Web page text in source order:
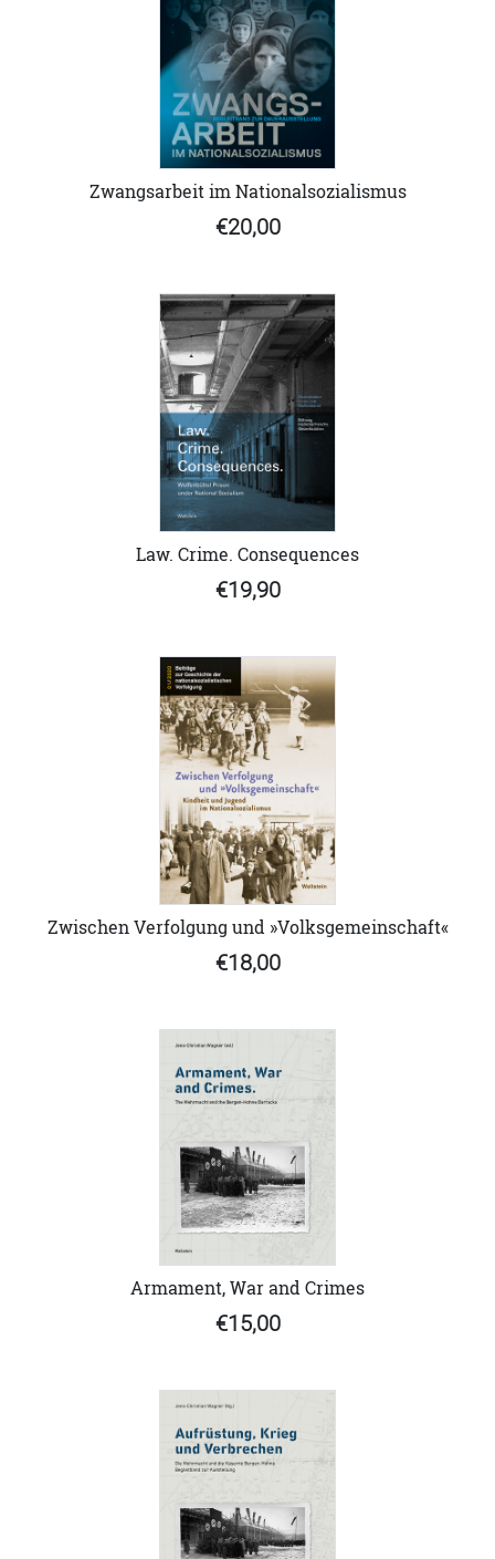
Zwangsarbeit im Nationalsozialismus
€20,00
Law. Crime. Consequences
€19,90
Zwischen Verfolgung und »Volksgemeinschaft«
€18,00
Armament, War and Crimes
€15,00